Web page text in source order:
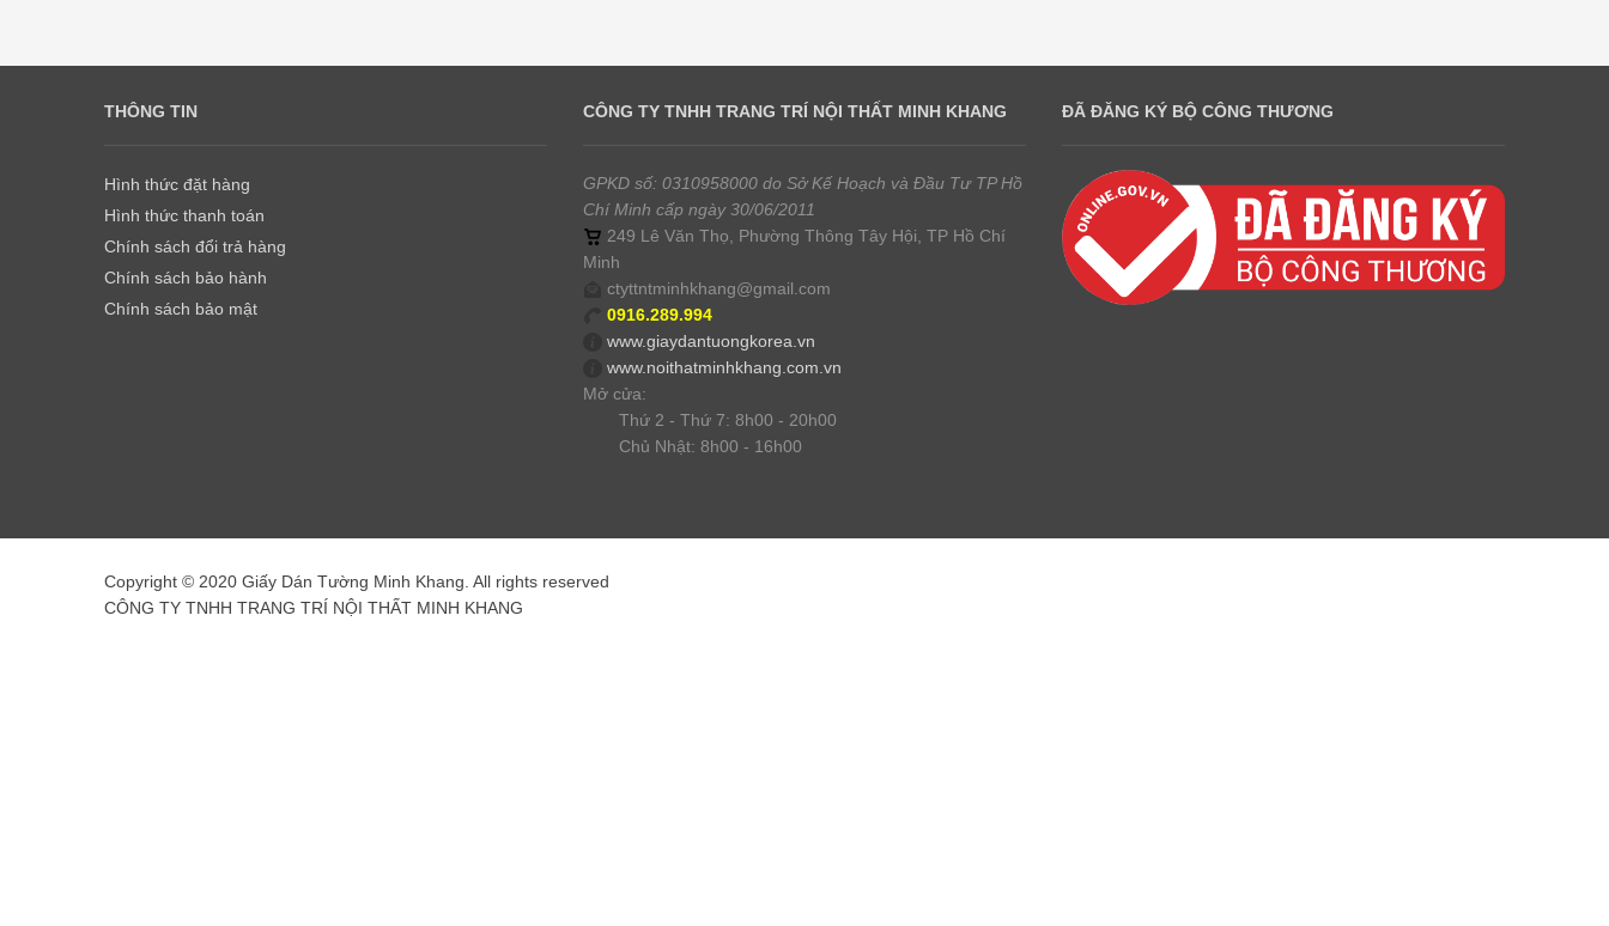
THÔNG TIN
Hình thức đặt hàng
Hình thức thanh toán
Chính sách đổi trả hàng
Chính sách bảo hành
Chính sách bảo mật
CÔNG TY TNHH TRANG TRÍ NỘI THẤT MINH KHANG
GPKD số: 0310958000 do Sở Kế Hoạch và Đầu Tư TP Hồ
Chí Minh cấp ngày 30/06/2011
249 Lê Văn Thọ, Phường Thông Tây Hội, TP Hồ Chí
Minh
ctyttntminhkhang@gmail.com
0916.289.994
www.giaydantuongkorea.vn
www.noithatminhkhang.com.vn
Mở cửa:
Thứ 2 - Thứ 7: 8h00 - 20h00
Chủ Nhật: 8h00 - 16h00
ĐÃ ĐĂNG KÝ BỘ CÔNG THƯƠNG
Copyright © 2020 Giấy Dán Tường Minh Khang. All rights reserved
CÔNG TY TNHH TRANG TRÍ NỘI THẤT MINH KHANG